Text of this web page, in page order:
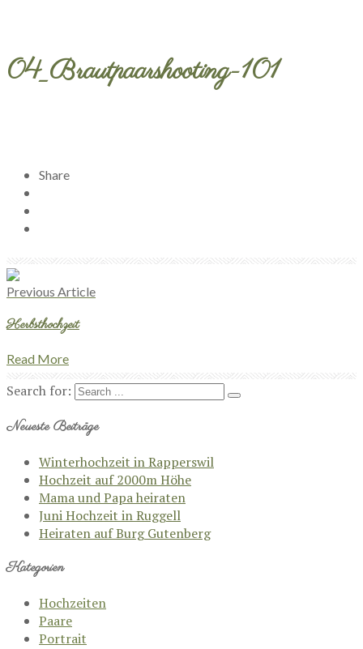
04_Brautpaarshooting-101
Share
Previous Article
Herbsthochzeit
Read More
Search for:
Neueste Beiträge
Winterhochzeit in Rapperswil
Hochzeit auf 2000m Höhe
Mama und Papa heiraten
Juni Hochzeit in Ruggell
Heiraten auf Burg Gutenberg
Kategorien
Hochzeiten
Paare
Portrait